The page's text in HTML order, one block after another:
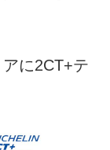
に2CT+テ